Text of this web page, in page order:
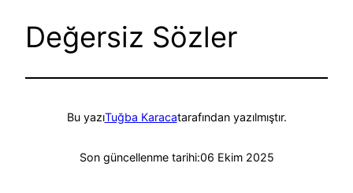
Değersiz Sözler
Bu yazıTuğba Karacatarafından yazılmıştır.
Son güncellenme tarihi:06 Ekim 2025